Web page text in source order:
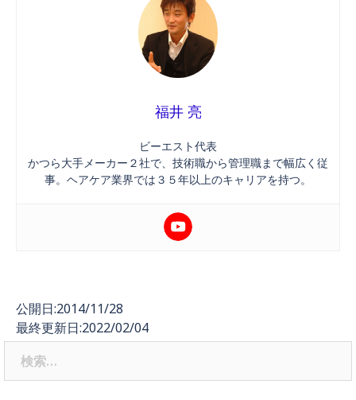
福井 亮
ビーエスト代表
かつら大手メーカー２社で、技術職から管理職まで幅広く従
事。ヘアケア業界では３５年以上のキャリアを持つ。
公開日:2014/11/28
最終更新日:2022/02/04